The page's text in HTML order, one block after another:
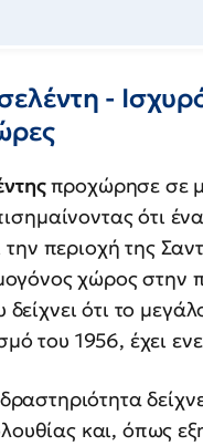
-
προχώρησε σε
ότι
περιοχή της
χώρος στην
ότι το
του 1956, έχει
και, όπως